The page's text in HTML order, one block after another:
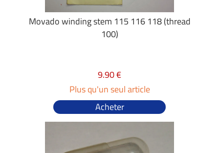
Movado winding stem 115 116 118 (thread
100)
9.90 €
Plus qu'un seul article
Acheter